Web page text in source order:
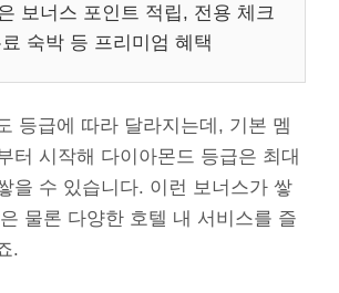
보너스 포인트 적립, 전용 체크
숙박 등 프리미엄 혜택
등급에 따라 달라지는데, 기본 멤
터 시작해 다이아몬드 등급은 최대
을 수 있습니다. 이런 보너스가 쌓
물론 다양한 호텔 내 서비스를 즐
.